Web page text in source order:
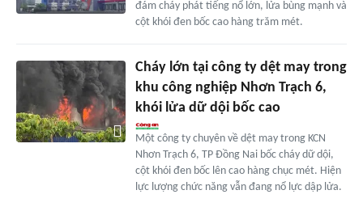
đám cháy phát tiếng nổ lớn, lửa bùng mạnh và
cột khói đen bốc cao hàng trăm mét.
Cháy lớn tại công ty dệt may trong
khu công nghiệp Nhơn Trạch 6,
khói lửa dữ dội bốc cao
Một công ty chuyên về dệt may trong KCN
Nhơn Trạch 6, TP Đồng Nai bốc cháy dữ dội,
cột khói đen bốc lên cao hàng chục mét. Hiện
lực lượng chức năng vẫn đang nổ lực dập lửa.